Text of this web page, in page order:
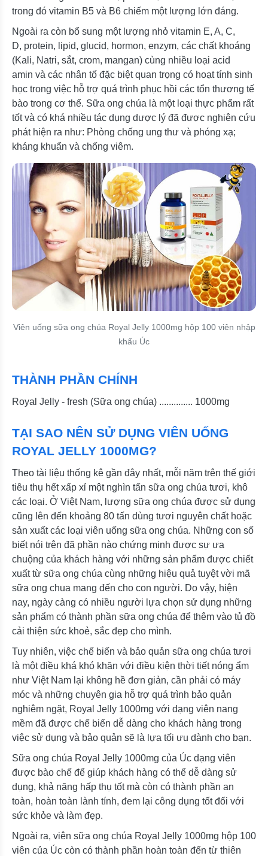
trong đó vitamin B5 và B6 chiếm một lượng lớn đáng.
Ngoài ra còn bổ sung một lượng nhỏ vitamin E, A, C,
D, protein, lipid, glucid, hormon, enzym, các chất khoáng
(Kali, Natri, sắt, crom, mangan) cùng nhiều loại acid
amin và các nhân tố đặc biệt quan trọng có hoạt tính sinh
học trong việc hỗ trợ quá trình phục hồi các tổn thương tế
bào trong cơ thể. Sữa ong chúa là một loại thực phẩm rất
tốt và có khá nhiều tác dụng dược lý đã được nghiên cứu
phát hiện ra như: Phòng chống ung thư và phóng xạ;
kháng khuẩn và chống viêm.
Viên uống sữa ong chúa Royal Jelly 1000mg hộp 100 viên nhập
khẩu Úc
THÀNH PHẦN CHÍNH
Royal Jelly - fresh (Sữa ong chúa) .............. 1000mg
TẠI SAO NÊN SỬ DỤNG VIÊN UỐNG
ROYAL JELLY 1000MG?
Theo tài liệu thống kê gần đây nhất, mỗi năm trên thế giới
tiêu thụ hết xấp xỉ một nghìn tấn sữa ong chúa tươi, khô
các loại. Ở Việt Nam, lượng sữa ong chúa được sử dụng
cũng lên đến khoảng 80 tấn dùng tươi nguyên chất hoặc
sản xuất các loại viên uống sữa ong chúa. Những con số
biết nói trên đã phần nào chứng minh được sự ưa
chuộng của khách hàng với những sản phẩm được chiết
xuất từ sữa ong chúa cùng những hiệu quả tuyệt vời mã
sữa ong chua mang đến cho con người. Do vậy, hiện
nay, ngày càng có nhiều người lựa chọn sử dụng những
sản phẩm có thành phần sữa ong chúa để thêm vào tủ đồ
cải thiện sức khoẻ, sắc đẹp cho mình.
Tuy nhiên, việc chế biến và bảo quản sữa ong chúa tươi
là một điều khá khó khăn với điều kiện thời tiết nóng ẩm
như Việt Nam lại không hề đơn giản, cần phải có máy
móc và những chuyên gia hỗ trợ quá trình bảo quản
nghiêm ngặt, Royal Jelly 1000mg với dạng viên nang
mềm đã được chế biến dễ dàng cho khách hàng trong
việc sử dụng và bảo quản sẽ là lựa tối ưu dành cho bạn.
Sữa ong chúa Royal Jelly 1000mg của Úc dạng viên
được bào chế để giúp khách hàng có thể dễ dàng sử
dụng, khả năng hấp thụ tốt mà còn có thành phần an
toàn, hoàn toàn lành tính, đem lại công dụng tốt đối với
sức khỏe và làm đẹp.
Ngoài ra, viên sữa ong chúa Royal Jelly 1000mg hộp 100
viên của Úc còn có thành phần hoàn toàn đến từ thiên